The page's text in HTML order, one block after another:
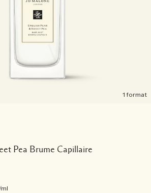
1 format
Pea Brume Capillaire